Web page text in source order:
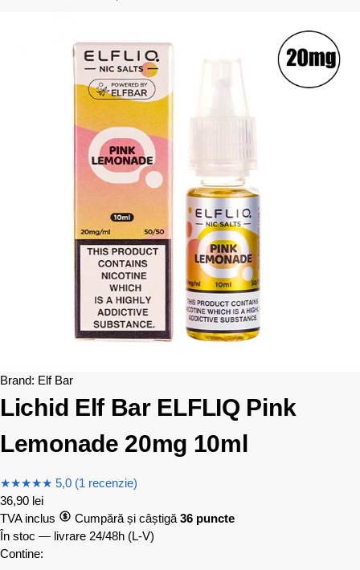
Brand: Elf Bar
Lichid Elf Bar ELFLIQ Pink
Lemonade 20mg 10ml
★★★★★ 5,0 (1 recenzie)
36,90 lei
TVA inclus
Cumpără și câștigă 36 puncte
În stoc — livrare 24/48h (L-V)
Contine: